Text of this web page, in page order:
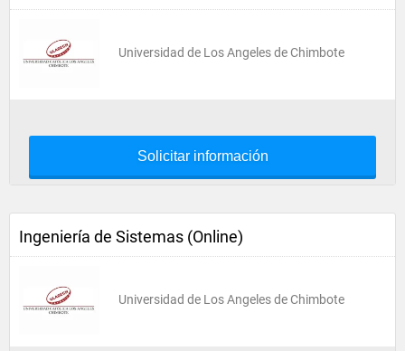
Universidad de Los Angeles de Chimbote
Solicitar información
Ingeniería de Sistemas (Online)
Universidad de Los Angeles de Chimbote